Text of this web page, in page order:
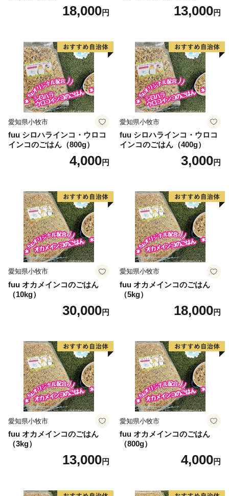
18,000円 13,000円
愛知県小牧市
fuu シロハラインコ・ウロコ
インコのごはん（800g）
4,000円
愛知県小牧市
fuu シロハラインコ・ウロコ
インコのごはん（400g）
3,000円
愛知県小牧市
fuu オカメインコのごはん
（10kg）
30,000円
愛知県小牧市
fuu オカメインコのごはん
（5kg）
18,000円
愛知県小牧市
fuu オカメインコのごはん
（3kg）
13,000円
愛知県小牧市
fuu オカメインコのごはん
（800g）
4,000円